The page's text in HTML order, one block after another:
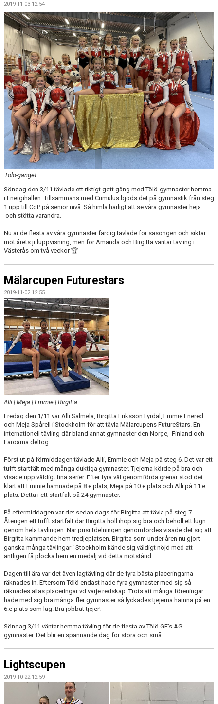
2019-11-03 12:54
Tölö-gänget
Söndag den 3/11 tävlade ett riktigt gott gäng med Tölö-gymnaster hemma
i Energihallen. Tillsammans med Cumulus bjöds det på gymnastik från steg
1 upp till CoP på senior nivå. Så himla härligt att se våra gymnaster heja
och stötta varandra.
Nu är de flesta av våra gymnaster färdig tävlade för säsongen och siktar
mot årets juluppvisning, men för Amanda och Birgitta väntar tävling i
Västerås om två veckor 🏆
Mälarcupen Futurestars
2019-11-02 12:55
Alli | Meja | Emmie | Birgitta
Fredag den 1/11 var Alli Salmela, Birgitta Eriksson Lyrdal, Emmie Enered
och Meja Spårell i Stockholm för att tävla Mälarcupens FutureStars. En
internationell tävling där bland annat gymnaster den Norge, Finland och
Färöarna deltog.
Först ut på förmiddagen tävlade Alli, Emmie och Meja på steg 6. Det var ett
tufft startfält med många duktiga gymnaster. Tjejerna körde på bra och
visade upp väldigt fina serier. Efter fyra väl genomförda grenar stod det
klart att Emmie hamnade på 8:e plats, Meja på 10:e plats och Alli på 11:e
plats. Detta i ett startfält på 24 gymnaster.
På eftermiddagen var det sedan dags för Birgitta att tävla på steg 7.
Återigen ett tufft startfält där Birgitta höll ihop sig bra och behöll ett lugn
genom hela tävlingen. När prisutdelningen genomfördes visade det sig att
Birgitta kammande hem tredjeplatsen. Birgitta som under åren nu gjort
ganska många tävlingar i Stockholm kände sig väldigt nöjd med att
äntligen få plocka hem en medalj vid detta motstånd.
Dagen till ära var det även lagtävling där de fyra bästa placeringarna
räknades in. Eftersom Tölö endast hade fyra gymnaster med sig så
räknades allas placeringar vd varje redskap. Trots att många föreningar
hade med sig bra många fler gymnaster så lyckades tjejerna hamna på en
6:e plats som lag. Bra jobbat tjejer!
Söndag 3/11 väntar hemma tävling för de flesta av Tölö GF’s AG-
gymnaster. Det blir en spännande dag för stora och små.
Lightscupen
2019-10-22 12:59